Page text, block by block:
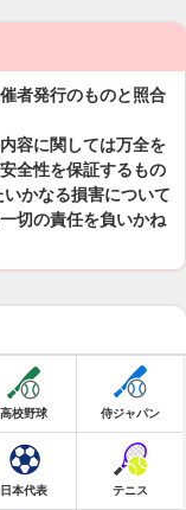
者発行のものと照合
容に関しては万全を
全性を保証するもの
かなる損害について
切の責任を負いかね
高校野球 侍ジャパン
日本代表 テニス